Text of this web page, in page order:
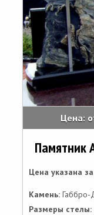
Цена:
Памятник
Цена указана
Камень: Габбро-
Размеры стелы: